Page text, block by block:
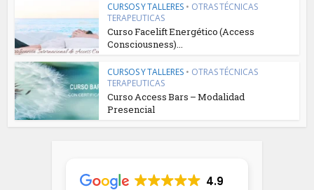
CURSOS Y TALLERES • OTRAS TÉCNICAS
TERAPEUTICAS
Curso Facelift Energético (Access
Consciousness)...
CURSOS Y TALLERES • OTRAS TÉCNICAS
TERAPEUTICAS
Curso Access Bars – Modalidad
Presencial
4.9